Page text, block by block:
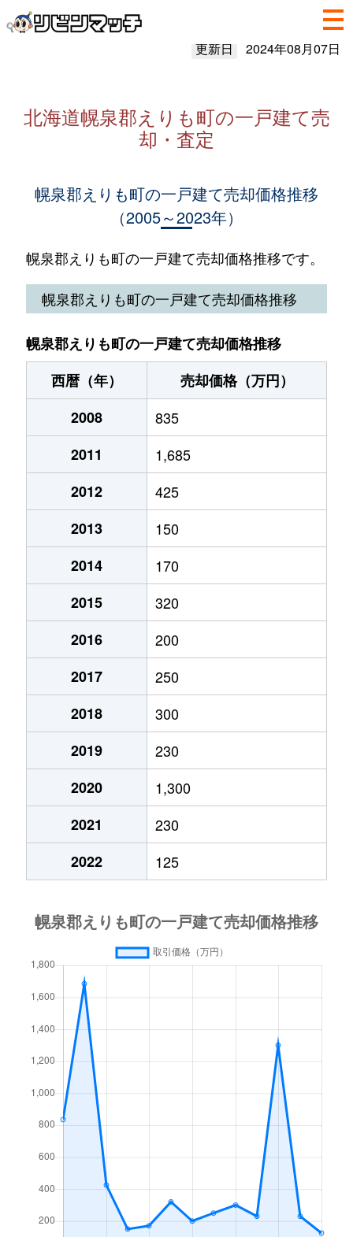
更新日 2024年08月07日
北海道幌泉郡えりも町の一戸建て売
却・査定
幌泉郡えりも町の一戸建て売却価格推移
（2005～2023年）
幌泉郡えりも町の一戸建て売却価格推移です。
幌泉郡えりも町の一戸建て売却価格推移
幌泉郡えりも町の一戸建て売却価格推移
西暦（年）
売却価格（万円）
2008
835
2011
1,685
2012
425
2013
150
2014
170
2015
320
2016
200
2017
250
2018
300
2019
230
2020
1,300
2021
230
2022
125